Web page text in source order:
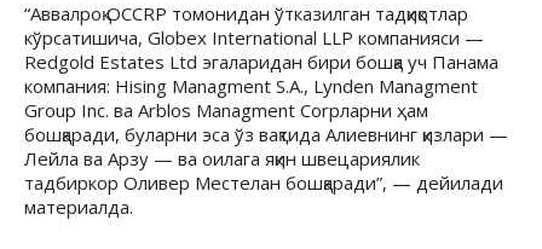
“Аввалроқ OCCRP томонидан ўтказилган тадқиқотлар
кўрсатишича, Globex International LLP компанияси —
Redgold Estates Ltd эгаларидан бири бошқа уч Панама
компания: Hising Managment S.A., Lynden Managment
Group Inc. ва Arblos Managment Corpларни ҳам
бошқаради, буларни эса ўз вақтида Алиевнинг қизлари —
Лейла ва Арзу — ва оилага яқин швецариялик
тадбиркор Оливер Местелан бошқаради”, — дейилади
материалда.